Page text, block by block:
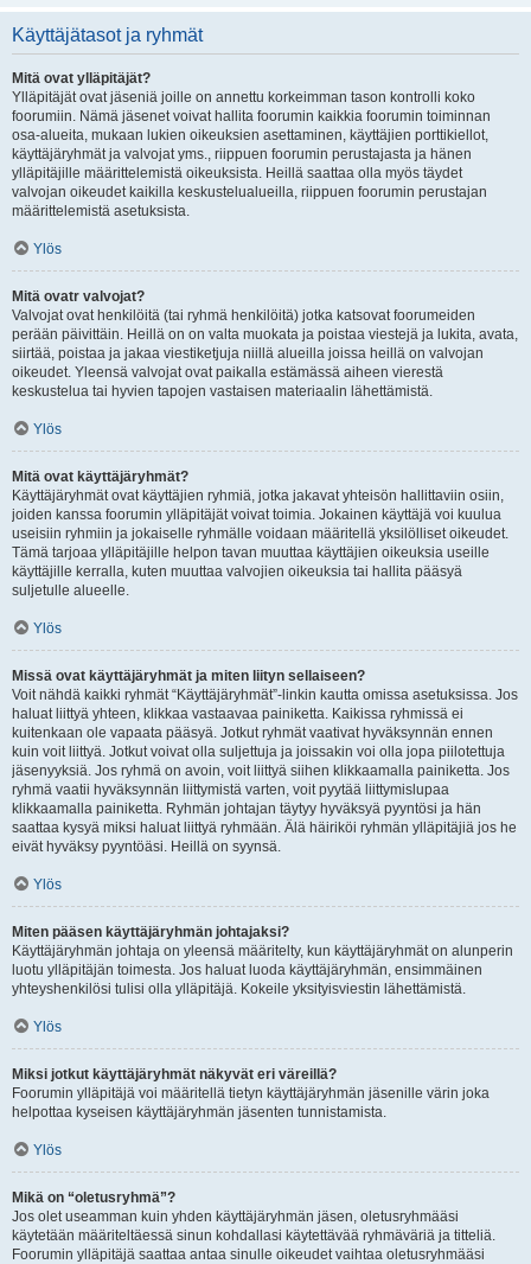
Käyttäjätasot ja ryhmät
Mitä ovat ylläpitäjät?
Ylläpitäjät ovat jäseniä joille on annettu korkeimman tason kontrolli koko
foorumiin. Nämä jäsenet voivat hallita foorumin kaikkia foorumin toiminnan
osa-alueita, mukaan lukien oikeuksien asettaminen, käyttäjien porttikiellot,
käyttäjäryhmät ja valvojat yms., riippuen foorumin perustajasta ja hänen
ylläpitäjille määrittelemistä oikeuksista. Heillä saattaa olla myös täydet
valvojan oikeudet kaikilla keskustelualueilla, riippuen foorumin perustajan
määrittelemistä asetuksista.
Ylös
Mitä ovatr valvojat?
Valvojat ovat henkilöitä (tai ryhmä henkilöitä) jotka katsovat foorumeiden
perään päivittäin. Heillä on on valta muokata ja poistaa viestejä ja lukita, avata,
siirtää, poistaa ja jakaa viestiketjuja niillä alueilla joissa heillä on valvojan
oikeudet. Yleensä valvojat ovat paikalla estämässä aiheen vierestä
keskustelua tai hyvien tapojen vastaisen materiaalin lähettämistä.
Ylös
Mitä ovat käyttäjäryhmät?
Käyttäjäryhmät ovat käyttäjien ryhmiä, jotka jakavat yhteisön hallittaviin osiin,
joiden kanssa foorumin ylläpitäjät voivat toimia. Jokainen käyttäjä voi kuulua
useisiin ryhmiin ja jokaiselle ryhmälle voidaan määritellä yksilölliset oikeudet.
Tämä tarjoaa ylläpitäjille helpon tavan muuttaa käyttäjien oikeuksia useille
käyttäjille kerralla, kuten muuttaa valvojien oikeuksia tai hallita pääsyä
suljetulle alueelle.
Ylös
Missä ovat käyttäjäryhmät ja miten liityn sellaiseen?
Voit nähdä kaikki ryhmät “Käyttäjäryhmät”-linkin kautta omissa asetuksissa. Jos
haluat liittyä yhteen, klikkaa vastaavaa painiketta. Kaikissa ryhmissä ei
kuitenkaan ole vapaata pääsyä. Jotkut ryhmät vaativat hyväksynnän ennen
kuin voit liittyä. Jotkut voivat olla suljettuja ja joissakin voi olla jopa piilotettuja
jäsenyyksiä. Jos ryhmä on avoin, voit liittyä siihen klikkaamalla painiketta. Jos
ryhmä vaatii hyväksynnän liittymistä varten, voit pyytää liittymislupaa
klikkaamalla painiketta. Ryhmän johtajan täytyy hyväksyä pyyntösi ja hän
saattaa kysyä miksi haluat liittyä ryhmään. Älä häiriköi ryhmän ylläpitäjiä jos he
eivät hyväksy pyyntöäsi. Heillä on syynsä.
Ylös
Miten pääsen käyttäjäryhmän johtajaksi?
Käyttäjäryhmän johtaja on yleensä määritelty, kun käyttäjäryhmät on alunperin
luotu ylläpitäjän toimesta. Jos haluat luoda käyttäjäryhmän, ensimmäinen
yhteyshenkilösi tulisi olla ylläpitäjä. Kokeile yksityisviestin lähettämistä.
Ylös
Miksi jotkut käyttäjäryhmät näkyvät eri väreillä?
Foorumin ylläpitäjä voi määritellä tietyn käyttäjäryhmän jäsenille värin joka
helpottaa kyseisen käyttäjäryhmän jäsenten tunnistamista.
Ylös
Mikä on “oletusryhmä”?
Jos olet useamman kuin yhden käyttäjäryhmän jäsen, oletusryhmääsi
käytetään määriteltäessä sinun kohdallasi käytettävää ryhmäväriä ja titteliä.
Foorumin ylläpitäjä saattaa antaa sinulle oikeudet vaihtaa oletusryhmääsi